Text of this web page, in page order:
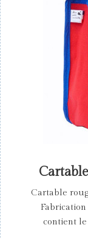
Cartable
contient le